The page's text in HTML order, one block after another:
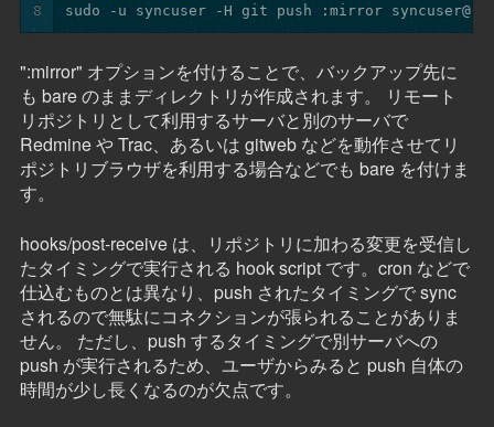
8
sudo -u syncuser -H git push :mirror syncuser@
":mirror" オプションを付けることで、バックアップ先に
も bare のままディレクトリが作成されます。 リモート
リポジトリとして利用するサーバと別のサーバで
Redmine や Trac、あるいは gitweb などを動作させてリ
ポジトリブラウザを利用する場合などでも bare を付けま
す。
hooks/post-receive は、リポジトリに加わる変更を受信し
たタイミングで実行される hook script です。cron などで
仕込むものとは異なり、push されたタイミングで sync
されるので無駄にコネクションが張られることがありま
せん。 ただし、push するタイミングで別サーバへの
push が実行されるため、ユーザからみると push 自体の
時間が少し長くなるのが欠点です。